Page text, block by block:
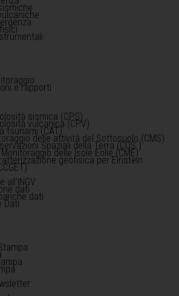
e rapporti
sismica (CPS)
vulcanica (CPV)
tsunami (CAT)
delle attività del Sottosuolo (CMS)
Spaziali della Terra (COS )
delle Isole Eolie (CME)
geofisica per Einstein
all'INGV
dati
dati
Dati